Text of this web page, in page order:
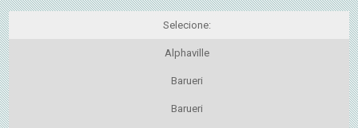
Selecione:
Alphaville
Barueri
Barueri